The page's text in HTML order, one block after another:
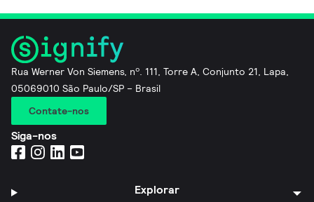
Rua Werner Von Siemens, nº. 111, Torre A, Conjunto 21, Lapa,
05069010 São Paulo/SP – Brasil
Contate-nos
Siga-nos
Explorar